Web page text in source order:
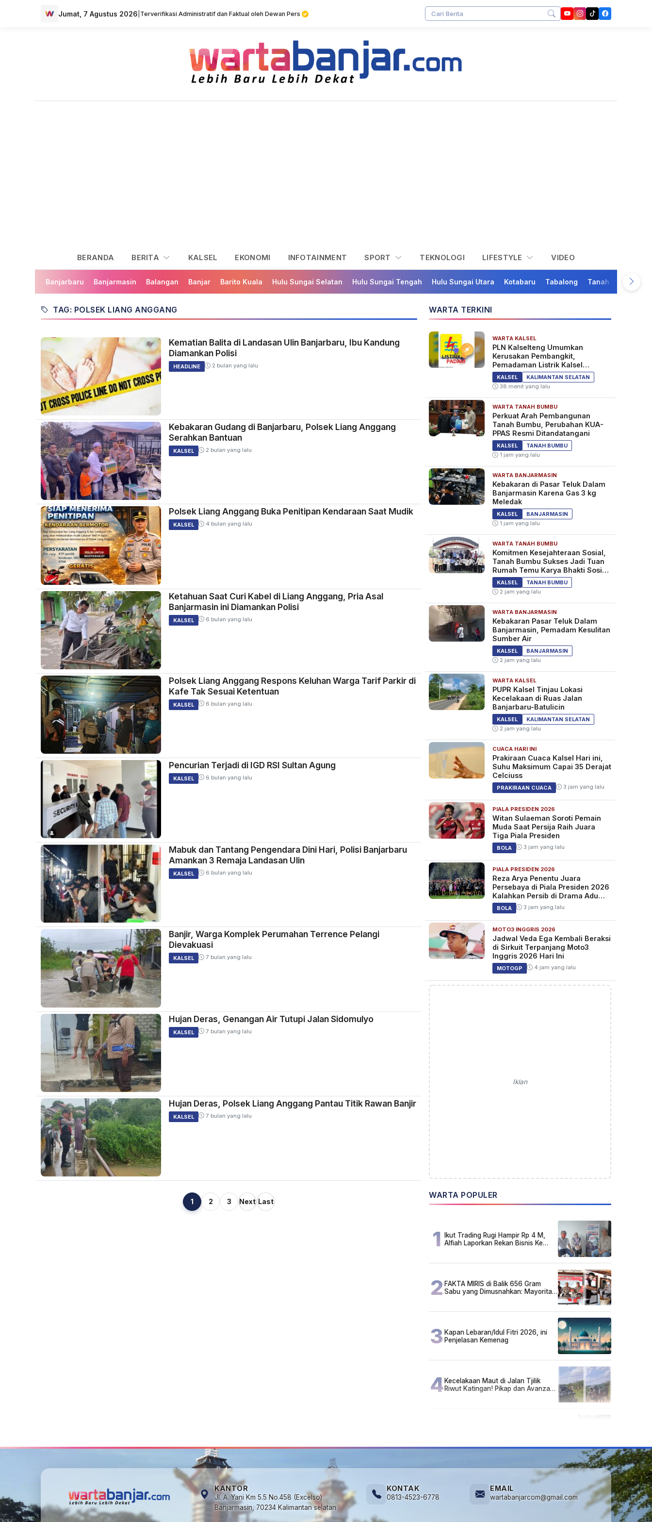
Jumat, 7 Agustus 2026 Terverifikasi Administratif dan Faktual oleh Dewan Pers
BERANDA BERITA KALSEL EKONOMI INFOTAINMENT SPORT TEKNOLOGI LIFESTYLE VIDEO
Banjarbaru Banjarmasin Balangan Banjar Barito Kuala Hulu Sungai Selatan Hulu Sungai Tengah Hulu Sungai Utara Kotabaru Tabalong Tanah Bumbu
TAG: POLSEK LIANG ANGGANG
Kematian Balita di Landasan Ulin Banjarbaru, Ibu Kandung
Diamankan Polisi
HEADLINE 2 bulan yang lalu
Kebakaran Gudang di Banjarbaru, Polsek Liang Anggang
Serahkan Bantuan
KALSEL 2 bulan yang lalu
Polsek Liang Anggang Buka Penitipan Kendaraan Saat Mudik
KALSEL 4 bulan yang lalu
Ketahuan Saat Curi Kabel di Liang Anggang, Pria Asal
Banjarmasin ini Diamankan Polisi
KALSEL 6 bulan yang lalu
Polsek Liang Anggang Respons Keluhan Warga Tarif Parkir di
Kafe Tak Sesuai Ketentuan
KALSEL 6 bulan yang lalu
Pencurian Terjadi di IGD RSI Sultan Agung
KALSEL 6 bulan yang lalu
Mabuk dan Tantang Pengendara Dini Hari, Polisi Banjarbaru
Amankan 3 Remaja Landasan Ulin
KALSEL 6 bulan yang lalu
Banjir, Warga Komplek Perumahan Terrence Pelangi
Dievakuasi
KALSEL 7 bulan yang lalu
Hujan Deras, Genangan Air Tutupi Jalan Sidomulyo
KALSEL 7 bulan yang lalu
Hujan Deras, Polsek Liang Anggang Pantau Titik Rawan Banjir
KALSEL 7 bulan yang lalu
1 2 3 Next Last
WARTA TERKINI
WARTA KALSEL
PLN Kalselteng Umumkan
Kerusakan Pembangkit,
Pemadaman Listrik Kalsel
Diperpanjang?
KALSEL
KALIMANTAN SELATAN
38 menit yang lalu
WARTA TANAH BUMBU
Perkuat Arah Pembangunan
Tanah Bumbu, Perubahan KUA-
PPAS Resmi Ditandatangani
KALSEL
TANAH BUMBU
1 jam yang lalu
WARTA BANJARMASIN
Kebakaran di Pasar Teluk Dalam
Banjarmasin Karena Gas 3 kg
Meledak
KALSEL
BANJARMASIN
1 jam yang lalu
WARTA TANAH BUMBU
Komitmen Kesejahteraan Sosial,
Tanah Bumbu Sukses Jadi Tuan
Rumah Temu Karya Bhakti Sosial
PSM Ke-23
KALSEL
TANAH BUMBU
2 jam yang lalu
WARTA BANJARMASIN
Kebakaran Pasar Teluk Dalam
Banjarmasin, Pemadam Kesulitan
Sumber Air
KALSEL
BANJARMASIN
2 jam yang lalu
WARTA KALSEL
PUPR Kalsel Tinjau Lokasi
Kecelakaan di Ruas Jalan
Banjarbaru-Batulicin
KALSEL
KALIMANTAN SELATAN
2 jam yang lalu
CUACA HARI INI
Prakiraan Cuaca Kalsel Hari ini,
Suhu Maksimum Capai 35 Derajat
Celciuss
PRAKIRAAN CUACA 3 jam yang lalu
PIALA PRESIDEN 2026
Witan Sulaeman Soroti Pemain
Muda Saat Persija Raih Juara
Tiga Piala Presiden
BOLA 3 jam yang lalu
PIALA PRESIDEN 2026
Reza Arya Penentu Juara
Persebaya di Piala Presiden 2026
Kalahkan Persib di Drama Adu
Penalti
BOLA 3 jam yang lalu
MOTO3 INGGRIS 2026
Jadwal Veda Ega Kembali Beraksi
di Sirkuit Terpanjang Moto3
Inggris 2026 Hari Ini
MOTOGP 4 jam yang lalu
Iklan
WARTA POPULER
1 Ikut Trading Rugi Hampir Rp 4 M,
Alfiah Laporkan Rekan Bisnis Ke
2 FAKTA MIRIS di Balik 656 Gram
Sabu yang Dimusnahkan: Mayoritas
3 Kapan Lebaran/Idul Fitri 2026, ini
Penjelasan Kemenag
4Kecelakaan Maut di Jalan Tjilik
Riwut Katingan! Pikap dan Avanza
KANTOR
Jl. A. Yani Km 5.5 No.458 (Excelso)
Banjarmasin, 70234 Kalimantan selatan
KONTAK
0813-4523-6778
EMAIL
wartabanjarcom@gmail.com